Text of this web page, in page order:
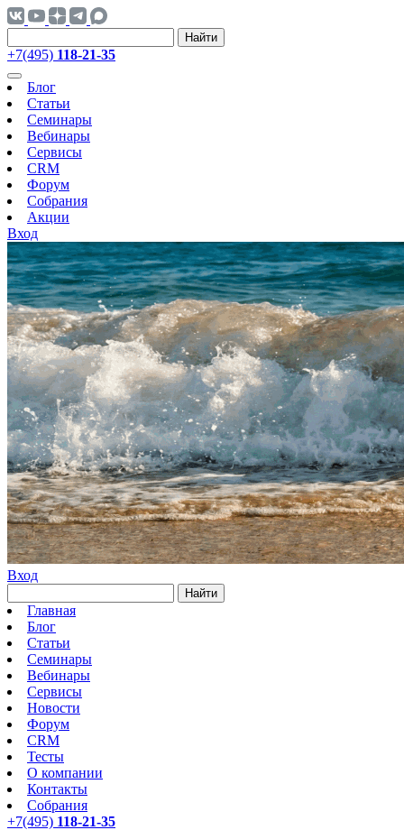
Найти
+7(495) 118-21-35
Блог
Статьи
Семинары
Вебинары
Сервисы
CRM
Форум
Собрания
Акции
Вход
Вход
Найти
Главная
Блог
Статьи
Семинары
Вебинары
Сервисы
Новости
Форум
CRM
Тесты
О компании
Контакты
Собрания
+7(495) 118-21-35